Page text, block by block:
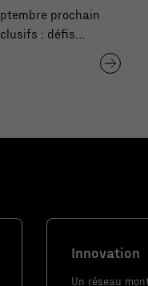
prochain
: défis
Innovation
Un réseau